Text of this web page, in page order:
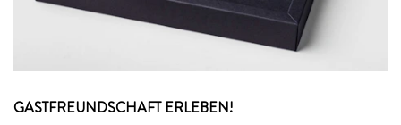
GASTFREUNDSCHAFT ERLEBEN!